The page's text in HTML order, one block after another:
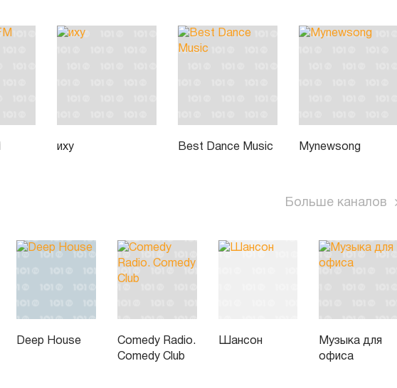
иху Best Dance Music Mynewsong
Больше каналов
Deep House
Comedy Radio.
Comedy Club
Шансон
Музыка для
офиса